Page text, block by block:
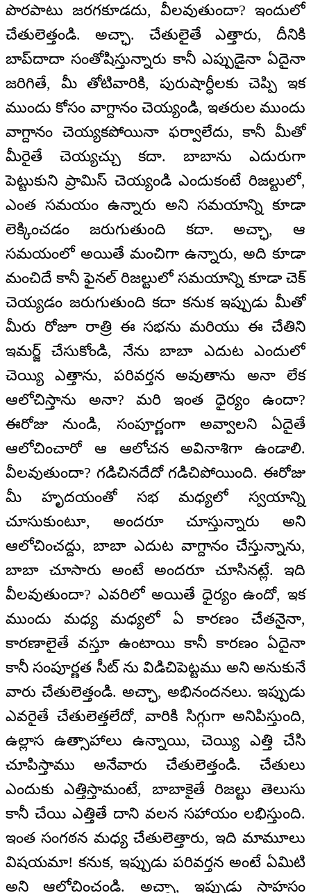
పొరపాటు జరగకూడదు, వీలవుతుందా? ఇందులో
చేతులెత్తండి. అచ్ఛా. చేతులైతే ఎత్తారు, దీనికి
బాప్‍దాదా సంతోషిస్తున్నారు కానీ ఎప్పుడైనా ఏదైనా
జరిగితే, మీ తోటివారికి, పురుషార్ధీలకు చెప్పి ఇక
ముందు కోసం వాగ్దానం చెయ్యండి, ఇతరుల ముందు
వాగ్దానం చెయ్యకపోయినా ఫర్వాలేదు, కానీ మీతో
మీరైతే చెయ్యచ్చు కదా. బాబాను ఎదురుగా
పెట్టుకుని ప్రామిస్ చెయ్యండి ఎందుకంటే రిజల్టులో,
ఎంత సమయం ఉన్నారు అని సమయాన్ని కూడా
లెక్కించడం జరుగుతుంది కదా. అచ్ఛా, ఆ
సమయంలో అయితే మంచిగా ఉన్నారు, అది కూడా
మంచిదే కానీ ఫైనల్ రిజల్టులో సమయాన్ని కూడా చెక్
చెయ్యడం జరుగుతుంది కదా కనుక ఇప్పుడు మీతో
మీరు రోజూ రాత్రి ఈ సభను మరియు ఈ చేతిని
ఇమర్జ్ చేసుకోండి, నేను బాబా ఎదుట ఎందులో
చెయ్యి ఎత్తాను, పరివర్తన అవుతాను అనా లేక
ఆలోచిస్తాను అనా? మరి ఇంత ధైర్యం ఉందా?
ఈరోజు నుండి, సంపూర్ణంగా అవ్వాలని ఏదైతే
ఆలోచించారో ఆ ఆలోచన అవినాశిగా ఉండాలి.
వీలవుతుందా? గడిచినదేదో గడిచిపోయింది. ఈరోజు
మీ హృదయంతో సభ మధ్యలో స్వయాన్ని
చూసుకుంటూ, అందరూ చూస్తున్నారు అని
ఆలోచించద్దు, బాబా ఎదుట వాగ్దానం చేస్తున్నాను,
బాబా చూసారు అంటే అందరూ చూసినట్లే. ఇది
వీలవుతుందా? ఎవరిలో అయితే ధైర్యం ఉందో, ఇక
ముందు మధ్య మధ్యలో ఏ కారణం చేతనైనా,
కారణాలైతే వస్తూ ఉంటాయి కానీ కారణం ఏదైనా
కానీ సంపూర్ణత సీట్ ను విడిచిపెట్టము అని అనుకునే
వారు చేతులెత్తండి. అచ్ఛా, అభినందనలు. ఇప్పుడు
ఎవరైతే చేతులెత్తలేదో, వారికి సిగ్గుగా అనిపిస్తుంది,
ఉల్లాస ఉత్సాహాలు ఉన్నాయి, చెయ్యి ఎత్తి చేసి
చూపిస్తాము అనేవారు చేతులెత్తండి. చేతులు
ఎందుకు ఎత్తిస్తామంటే, బాబాకైతే రిజల్టు తెలుసు
కానీ చేయి ఎత్తితే దాని వలన సహాయం లభిస్తుంది.
ఇంత సంగఠన మధ్య చేతులెత్తారు, ఇది మామూలు
విషయమా! కనుక, ఇప్పుడు పరివర్తన అంటే ఏమిటి
అని ఆలోచించండి. అచ్ఛా, ఇప్పుడు సాహసం